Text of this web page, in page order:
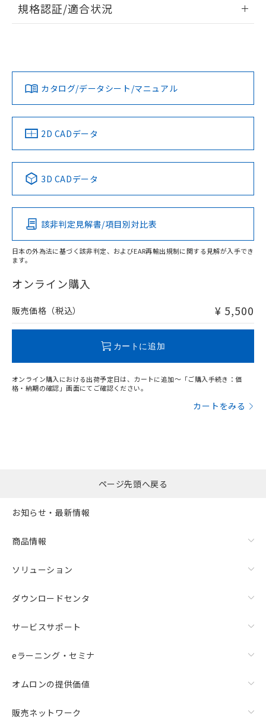
ログイン/会員登録
ダウンロードデータをご利用いただく前に、以下を必ずお読
みください。
ソフトウェアの使用条件
EU RoHS 注意事項・凡例
対応済み
中国 RoHS 注意事項・凡例
Pb Hg Cd Cr(VI)
O
在庫等で未対応品が混在する可能性があります。
問い合わせください。
規格認証/適合状況
LR型式承認
（イギリス
船舶規格）
DNV型式承認
（ノルウェー
BV型式承認
（フランス
KR型式
（韓国
Yes No No No
この製品の規格認証/適合状況ページへ
その他の認証はこちらのページからご検索ください
カタログ/データシート/マニュアル
2D CADデータ
3D CADデータ
該非判定見解書/項目別対比表
日本の外為法に基づく該非判定、およびEAR再輸出規制に関する見解が入手でき
ます。
オンライン購入
販売価格（税込） ¥ 5,500
カートに追加
オンライン購入における出荷予定日は、カートに追加～「ご購入手続き：価
格・納期の確認」画面にてご確認ください。
カートをみる
していることから、特段のことがない限
り、2022年1月12日より割愛しておりま
ページ先頭へ戻る
お知らせ・最新情報
商品情報
ソリューション
ダウンロードセンタ
サービスサポート
eラーニング・セミナ
オムロンの提供価値
販売ネットワーク